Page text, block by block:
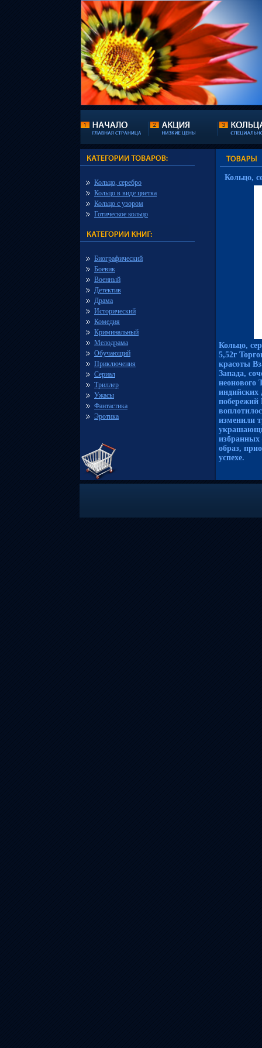
Кольцо, серебро
Кольцо в виде цветка
Кольцо с узором
Готическое кольцо
Биографический
Боевик
Военный
Детектив
Драма
Исторический
Комедия
Криминальный
Мелодрама
Обучающий
Приключения
Сериал
Триллер
Ужасы
Фантастика
Эротика
Кольцо,
Кольцо,
5,52г
красоты
Запада,
неонового
индийских
побережий
изменили
избранных
образ,
успехе.